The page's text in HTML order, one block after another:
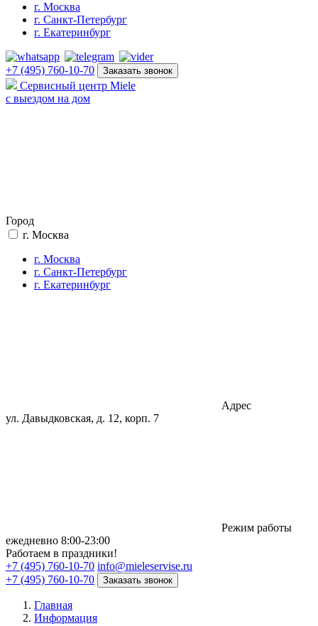
г. Москва
г. Санкт-Петербург
г. Екатеринбург
+7 (495) 760-10-70 Заказать звонок
Сервисный центр Miele
с выездом на дом
Город
г. Москва
г. Москва
г. Санкт-Петербург
г. Екатеринбург
Адрес
ул. Давыдковская, д. 12, корп. 7
Режим работы
eжедневно 8:00-23:00
Работаем в праздники!
+7 (495) 760-10-70 info@mieleservise.ru
+7 (495) 760-10-70
Заказать звонок
Главная
Информация